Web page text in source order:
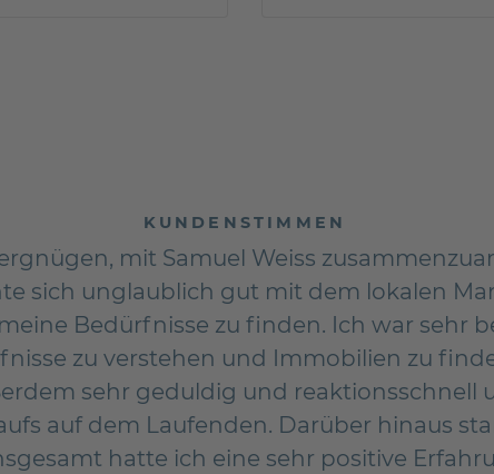
KUNDENSTIMMEN
mit Samuel Weiss
sich unglaublich gut mit dem lokalen
Bedürfnisse zu finden. Ich war sehr
zu verstehen und Immobilien zu
sehr geduldig und reaktionsschnell
auf dem Laufenden. Darüber hinaus
hatte ich eine sehr positive